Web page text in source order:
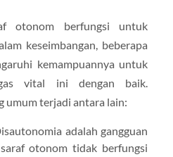
otonom berfungsi untuk
keseimbangan, beberapa
kemampuannya untuk
vital ini dengan baik.
umum terjadi antara lain:
adalah gangguan
otonom tidak berfungsi